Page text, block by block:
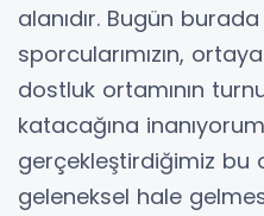
alanıdır. Bugün
sporcularımızın,
dostluk ortamının
katacağına
gerçekleştirdiğimiz bu
geleneksel hale